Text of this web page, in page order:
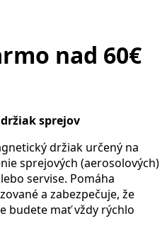
nad 60€
držiak sprejov
držiak určený na
sprejových (aerosolových)
servise. Pomáha
a zabezpečuje, že
budete mať vždy rýchlo